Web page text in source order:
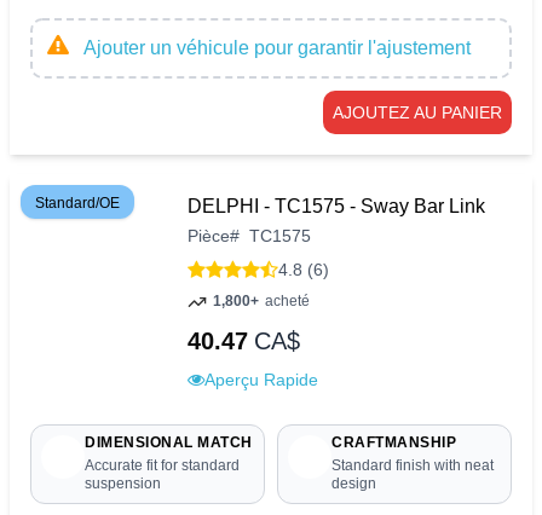
Ajouter un véhicule pour garantir l'ajustement
AJOUTEZ AU PANIER
Standard/OE DELPHI - TC1575 - Sway Bar Link
Pièce# TC1575
4.8 (6)
1,800+ acheté
40.47 CA$
Aperçu Rapide
DIMENSIONAL MATCH
Accurate fit for standard
suspension
CRAFTMANSHIP
Standard finish with neat
design